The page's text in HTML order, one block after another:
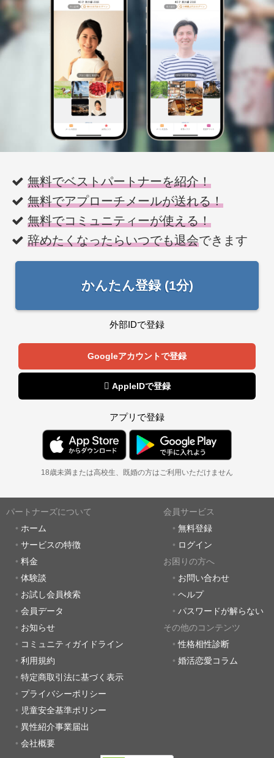
無料でベストパートナーを紹介！
無料でアプローチメールが送れる！
無料でコミュニティーが使える！
辞めたくなったらいつでも退会できます
かんたん登録 (1分)
外部IDで登録
Googleアカウントで登録
 AppleIDで登録
アプリで登録
18歳未満または高校生、既婚の方はご利用いただけません
パートナーズについて
ホーム
サービスの特徴
料金
体験談
お試し会員検索
会員データ
お知らせ
コミュニティガイドライン
利用規約
特定商取引法に基づく表示
プライバシーポリシー
児童安全基準ポリシー
異性紹介事業届出
会社概要
会員サービス
無料登録
ログイン
お困りの方へ
お問い合わせ
ヘルプ
パスワードが解らない
その他のコンテンツ
性格相性診断
婚活恋愛コラム